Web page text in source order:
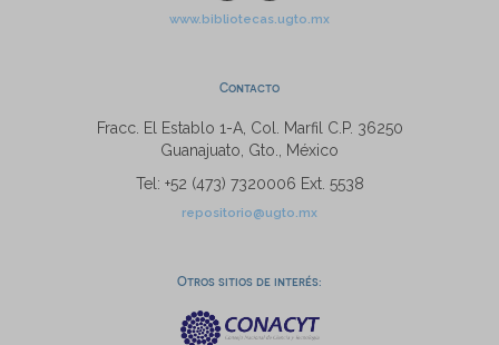
www.bibliotecas.ugto.mx
Contacto
Fracc. El Establo 1-A, Col. Marfil C.P. 36250
Guanajuato, Gto., México
Tel: +52 (473) 7320006 Ext. 5538
repositorio@ugto.mx
Otros sitios de interés: